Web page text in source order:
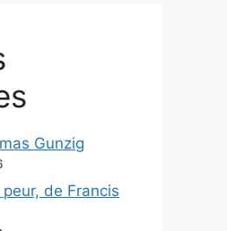
Gunzig
de Francis